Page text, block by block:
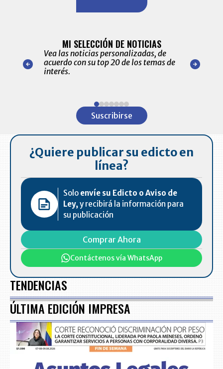
nuestro
para
MI SELECCIÓN DE NOTICIAS
Vea las noticias personalizadas, de
acuerdo con su top 20 de los temas de
interés.
de las
Suscribirse
¿Quiere publicar su edicto en
línea?
Solo envíe su Edicto o Aviso de
Ley,y recibirá la información para
su publicación
Comprar Ahora
Contáctenos vía WhatsApp
TENDENCIAS
ÚLTIMA EDICIÓN IMPRESA